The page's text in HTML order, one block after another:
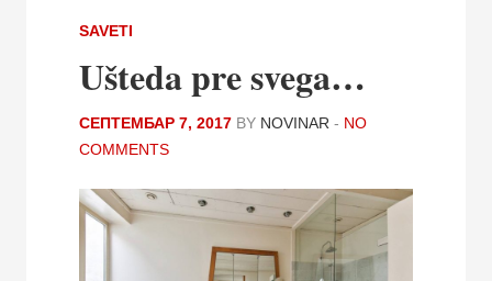
SAVETI
Ušteda pre svega…
СЕПТЕМБАР 7, 2017 BY NOVINAR - NO
COMMENTS